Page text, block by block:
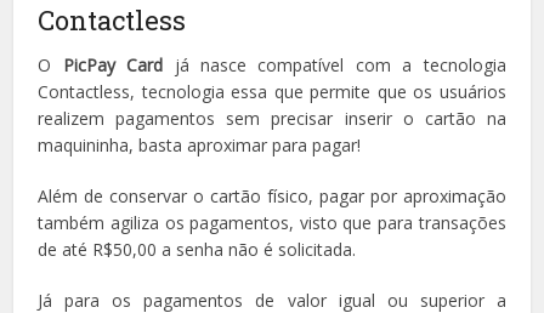
Contactless
O PicPay Card já nasce compatível com a tecnologia
Contactless, tecnologia essa que permite que os usuários
realizem pagamentos sem precisar inserir o cartão na
maquininha, basta aproximar para pagar!
Além de conservar o cartão físico, pagar por aproximação
também agiliza os pagamentos, visto que para transações
de até R$50,00 a senha não é solicitada.
Já para os pagamentos de valor igual ou superior a